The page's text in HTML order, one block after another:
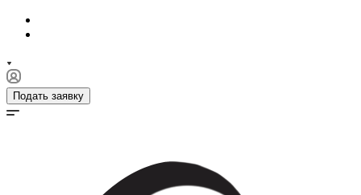
Подать заявку